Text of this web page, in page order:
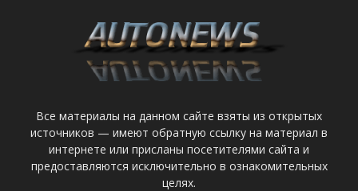
Все материалы на данном сайте взяты из открытых
источников — имеют обратную ссылку на материал в
интернете или присланы посетителями сайта и
предоставляются исключительно в ознакомительных
целях.